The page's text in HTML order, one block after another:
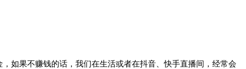
如果不赚钱的话，我们在生活或者在抖音、快手直播间，经常会